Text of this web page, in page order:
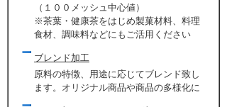
（１００メッシュ中心値）
※茶葉・健康茶をはじめ製菓材料、料理
食材、調味料などにもご活用ください
ブレンド加工
原料の特徴、用途に応じてブレンド致し
ます。オリジナル商品や商品の多様化に